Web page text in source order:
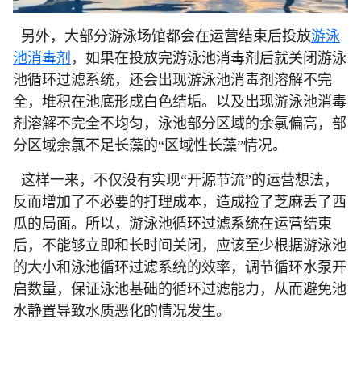
另外，大部分游泳场馆都会在运营结束后投放游泳
池消毒剂 ，如果在投放完游泳池消毒剂后就关闭游泳
池循环过滤系统，还会出现游泳池消毒剂溶解不完
全，堆积在池底形成白色结垢。以及出现游泳池消毒
剂溶解不完全不均匀，泳池部分区域的余氯偏高，部
分区域余氯不足长藻的“区域性长藻”情况。
这样一来，不仅没有实现“开源节流”的运营想法，
反而增加了不必要的打理成本，造成捡了芝麻丢了西
瓜的局面。所以，游泳池循环过滤系统在运营结束
后，不能够立即和长时间关闭，应该至少根据游泳池
的大小和泳池循环过滤系统的效率，调节循环水泵开
启数量，保证泳池基础的循环过滤能力，从而避免池
水静置导致水质恶化的情况发生。